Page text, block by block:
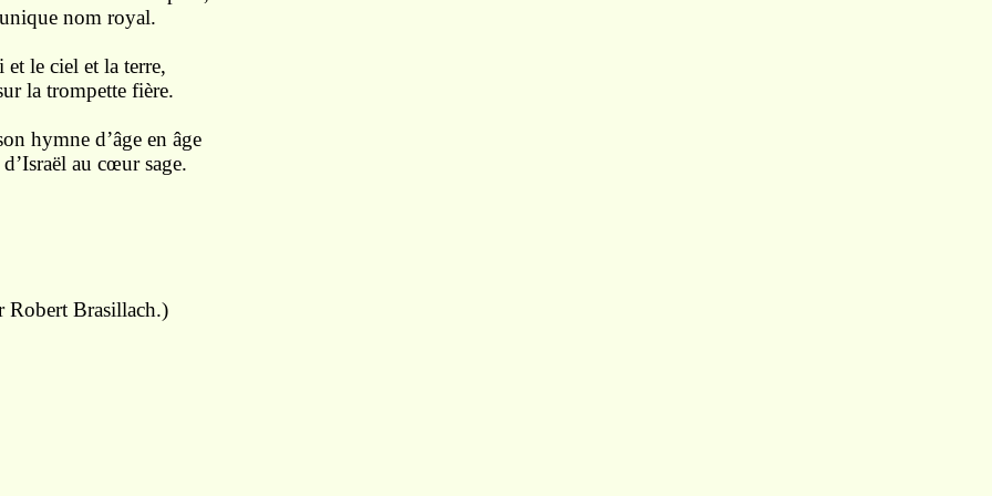
nom royal.
le ciel et la terre,
la trompette fière.
hymne d’âge en âge
au cœur sage.
Robert Brasillach.)